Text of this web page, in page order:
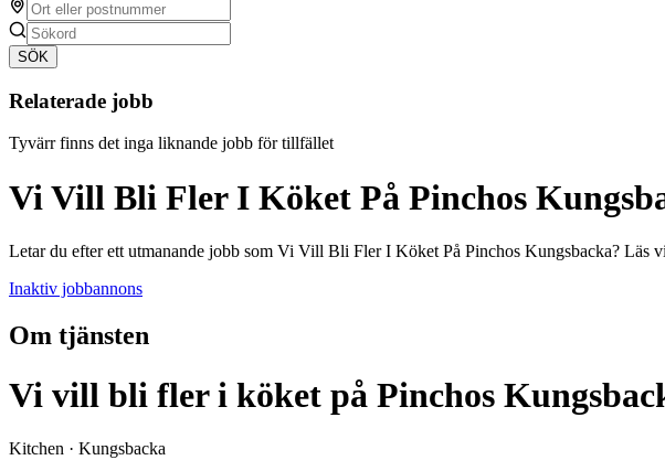
SÖK
Relaterade jobb
Tyvärr finns det inga liknande jobb för tillfället
Vi Vill Bli Fler I Köket På Pinchos
Letar du efter ett utmanande jobb som Vi Vill Bli Fler I Köket På Pinchos Kungsbacka? Läs
Inaktiv jobbannons
Om tjänsten
Vi vill bli fler i köket på Pinchos
Kitchen · Kungsbacka